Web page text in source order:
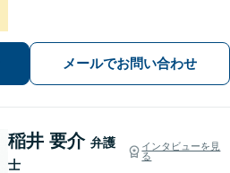
生活のフォローも行います。
メールでお問い合わせ
稲井 要介 弁護
士
インタビューを見
る